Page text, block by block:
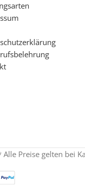
Alle Preise gelten bei